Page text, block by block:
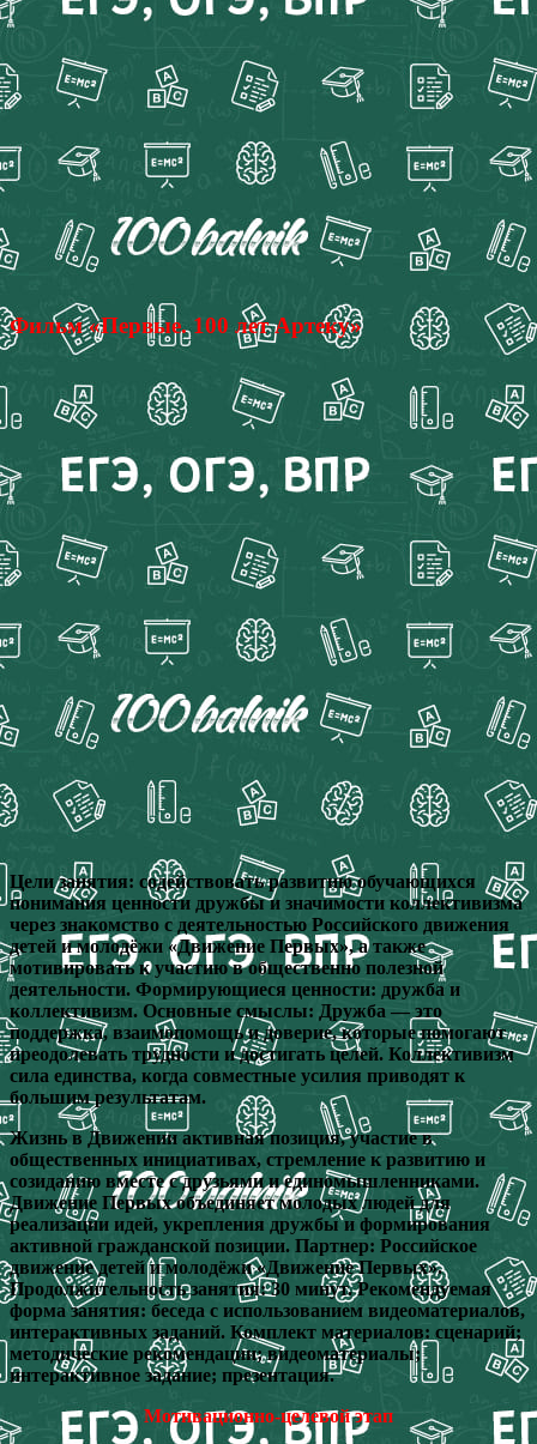
Фильм «Первые. 100 лет Артеку»
Цели занятия: содействовать развитию обучающихся
понимания ценности дружбы и значимости коллективизма
через знакомство с деятельностью Российского движения
детей и молодёжи «Движение Первых», а также
мотивировать к участию в общественно полезной
деятельности. Формирующиеся ценности: дружба и
коллективизм. Основные смыслы: Дружба — это
поддержка, взаимопомощь и доверие, которые помогают
преодолевать трудности и достигать целей. Коллективизм
сила единства, когда совместные усилия приводят к
большим результатам.
Жизнь в Движении активная позиция, участие в
общественных инициативах, стремление к развитию и
созиданию вместе с друзьями и единомышленниками.
Движение Первых объединяет молодых людей для
реализации идей, укрепления дружбы и формирования
активной гражданской позиции. Партнер: Российское
движение детей и молодёжи «Движение Первых».
Продолжительность занятия: 30 минут. Рекомендуемая
форма занятия: беседа с использованием видеоматериалов,
интерактивных заданий. Комплект материалов: сценарий;
методические рекомендации; видеоматериалы;
интерактивное задание; презентация.
Мотивационно-целевой этап